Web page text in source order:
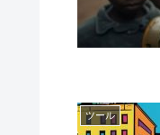
ツール